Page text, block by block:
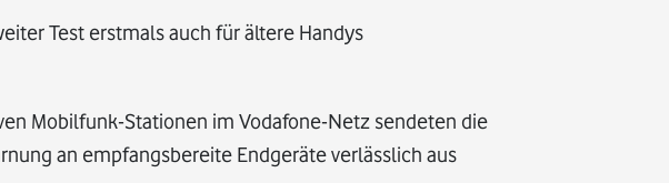
Test erstmals auch für ältere Handys
Mobilfunk-Stationen im Vodafone-Netz sendeten die
an empfangsbereite Endgeräte verlässlich aus